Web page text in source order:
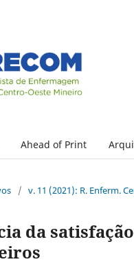
Ahead of Print
/ v. 11 (2021): R. Enferm.
da